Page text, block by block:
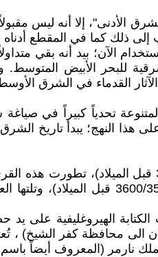
إلا أنه ليس
ذلك كما في المقطع أدناه
الآن؛ بيد أنه بقي
للبحر الأبيض
الآثار القدماء في الشرق
تحدياً كبيراً في
هذا النهج؛ يبدأ تاريخ
خلال فترة أوروك (حوالي عام 4000-
نارمر (المعروف أيضاً